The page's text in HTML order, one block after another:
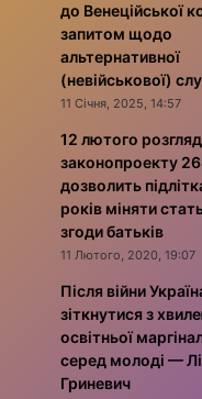
до Венеційської
запитом щодо
альтернативної
(невійськової)
11 Січня, 2025, 14:57
12 лютого розгляд
законопроекту
дозволить
років міняти
згоди батьків
11 Лютого, 2020, 19:07
Після війни
зіткнутися з
освітньої
серед молоді —
Гриневич